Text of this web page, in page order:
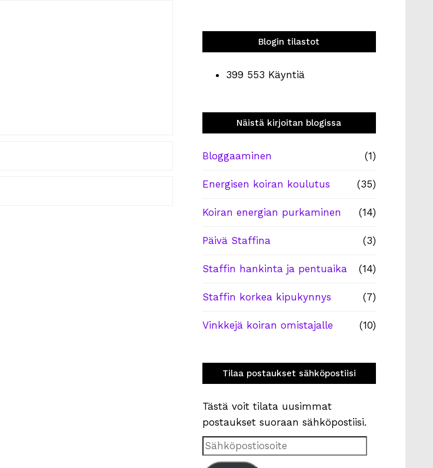
Blogin tilastot
399 553 Käyntiä
Näistä kirjoitan blogissa
Bloggaaminen (1)
Energisen koiran koulutus (35)
Koiran energian purkaminen (14)
Päivä Staffina (3)
Staffin hankinta ja pentuaika (14)
Staffin korkea kipukynnys (7)
Vinkkejä koiran omistajalle (10)
Tilaa postaukset sähköpostiisi
Tästä voit tilata uusimmat
postaukset suoraan sähköpostiisi.
Sähköpostiosoite